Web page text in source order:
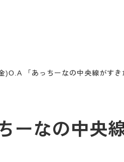
)O.A 「あっちーなの中央線がすき
ーなの中央線